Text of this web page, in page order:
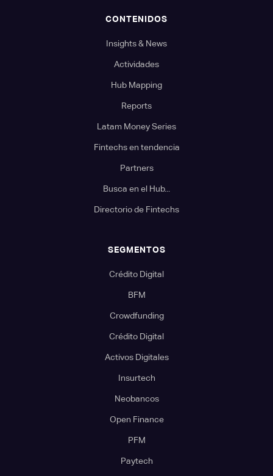
CONTENIDOS
Insights & News
Actividades
Hub Mapping
Reports
Latam Money Series
Fintechs en tendencia
Partners
Busca en el Hub...
Directorio de Fintechs
SEGMENTOS
Crédito Digital
BFM
Crowdfunding
Crédito Digital
Activos Digitales
Insurtech
Neobancos
Open Finance
PFM
Paytech